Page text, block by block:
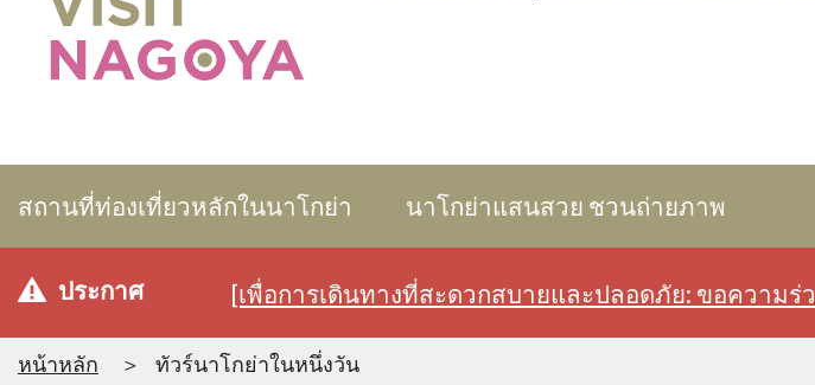
สถานที่ท่องเที่ยวหลักในนาโกย่า นาโกย่าแสนสวย ชวนถ่ายภาพ
ประกาศ [เพื่อการเดินทางที่สะดวกสบายและปลอดภัย: ขอความ
หน้าหลัก ทัวร์นาโกย่าในหนึ่งวัน